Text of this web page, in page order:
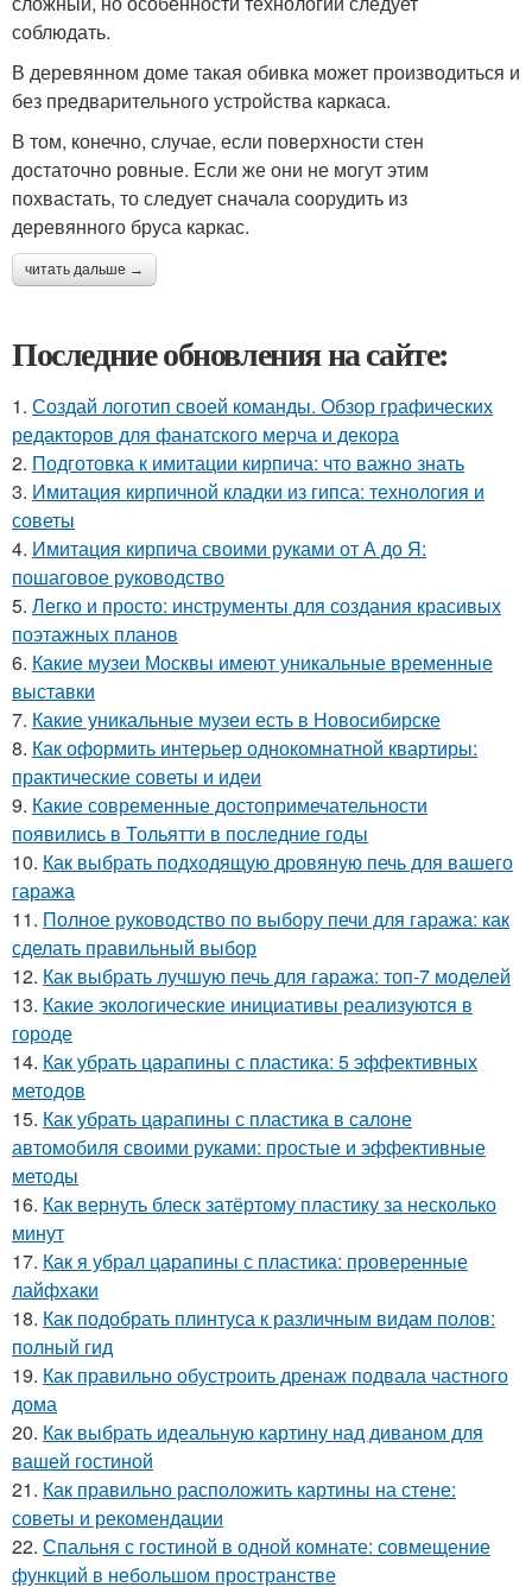
соблюдать.
В деревянном доме такая обивка может производиться и
без предварительного устройства каркаса.
В том, конечно, случае, если поверхности стен
достаточно ровные. Если же они не могут этим
похвастать, то следует сначала соорудить из
деревянного бруса каркас.
читать дальше →
Последние обновления на сайте:
1. Создай логотип своей команды. Обзор графических
редакторов для фанатского мерча и декора
2. Подготовка к имитации кирпича: что важно знать
3. Имитация кирпичной кладки из гипса: технология и
советы
4. Имитация кирпича своими руками от А до Я:
пошаговое руководство
5. Легко и просто: инструменты для создания красивых
поэтажных планов
6. Какие музеи Москвы имеют уникальные временные
выставки
7. Какие уникальные музеи есть в Новосибирске
8. Как оформить интерьер однокомнатной квартиры:
практические советы и идеи
9. Какие современные достопримечательности
появились в Тольятти в последние годы
10. Как выбрать подходящую дровяную печь для вашего
гаража
11. Полное руководство по выбору печи для гаража: как
сделать правильный выбор
12. Как выбрать лучшую печь для гаража: топ-7 моделей
13. Какие экологические инициативы реализуются в
городе
14. Как убрать царапины с пластика: 5 эффективных
методов
15. Как убрать царапины с пластика в салоне
автомобиля своими руками: простые и эффективные
методы
16. Как вернуть блеск затёртому пластику за несколько
минут
17. Как я убрал царапины с пластика: проверенные
лайфхаки
18. Как подобрать плинтуса к различным видам полов:
полный гид
19. Как правильно обустроить дренаж подвала частного
дома
20. Как выбрать идеальную картину над диваном для
вашей гостиной
21. Как правильно расположить картины на стене:
советы и рекомендации
22. Спальня с гостиной в одной комнате: совмещение
функций в небольшом пространстве